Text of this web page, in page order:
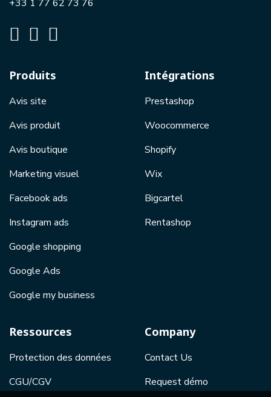
+33 1 77 62 73 76
Produits
Avis site
Avis produit
Avis boutique
Marketing visuel
Facebook ads
Instagram ads
Google shopping
Google Ads
Google my business
Intégrations
Prestashop
Woocommerce
Shopify
Wix
Bigcartel
Rentashop
Ressources
Protection des données
CGU/CGV
Company
Contact Us
Request démo